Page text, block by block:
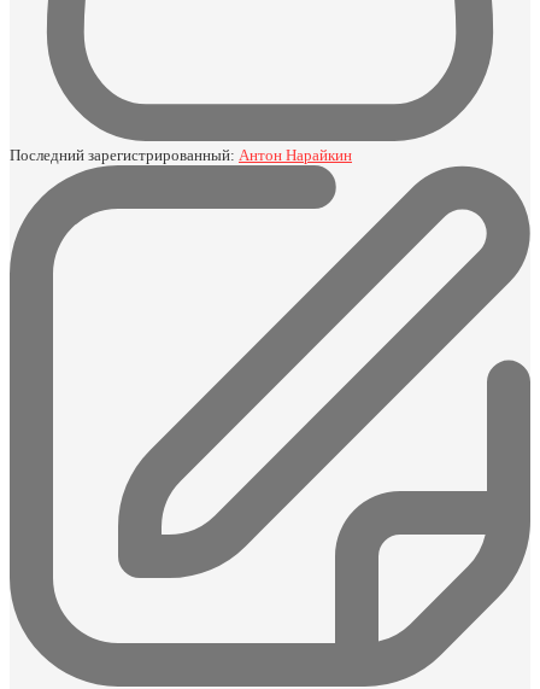
Последний зарегистрированный: Антон Нарайкин